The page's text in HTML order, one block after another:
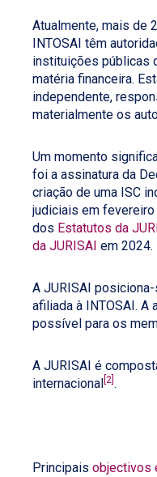
Atualmente, mais de
INTOSAI têm
instituições públicas
matéria financeira.
independente,
materialmente os
Um momento
foi a assinatura da
criação de uma ISC
judiciais em
dos Estatutos da
da JURISAI em 2024.
A JURISAI
afiliada à INTOSAI. A
possível para os
A JURISAI é
internacional [2] .
Principais objectivos